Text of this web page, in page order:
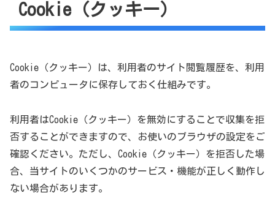
Cookie（クッキー）
Cookie（クッキー）は、利用者のサイト閲覧履歴を、利用
者のコンピュータに保存しておく仕組みです。
利用者はCookie（クッキー）を無効にすることで収集を拒
否することができますので、お使いのブラウザの設定をご
確認ください。ただし、Cookie（クッキー）を拒否した場
合、当サイトのいくつかのサービス・機能が正しく動作し
ない場合があります。